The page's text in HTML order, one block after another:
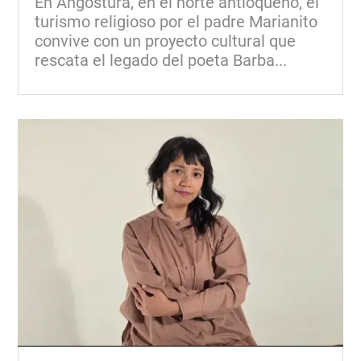
turismo religioso por el padre Marianito
convive con un proyecto cultural que
rescata el legado del poeta Barba...